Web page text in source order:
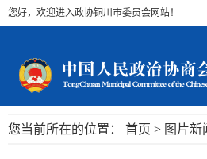
您好，欢迎进入政协铜川市委员会网站！
您当前所在的位置： 首页 > 图片新